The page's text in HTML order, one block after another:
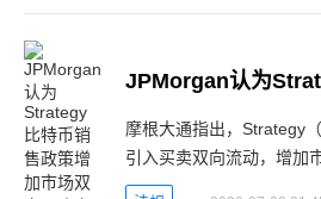
JPMorgan认为
摩根大通指出，Strategy
引入买卖双向流动，增加